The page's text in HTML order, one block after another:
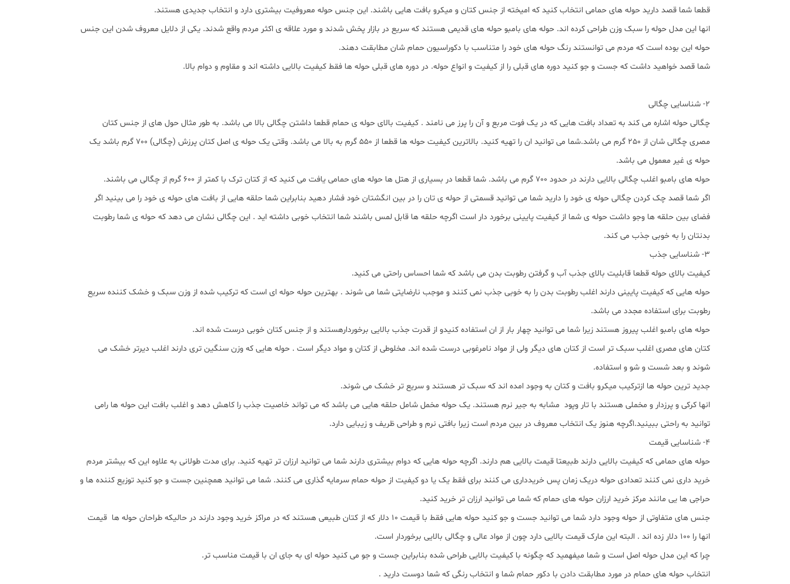
قطعا شما قصد دارید حوله های حمامی انتخاب کنید که امیخته از جنس کتان و میکرو بافت هایی باشند. این جنس حوله معروفیت بیشتری دارد و انتخاب جدیدی هستند.
انها این مدل حوله را سبک وزن طراحی کرده اند. حوله های بامبو حوله های قدیمی هستند که سریع در بازار پخش شدند و مورد علاقه ی اکثر مردم واقع شدند. یکی از دلایل معروف شدن این جنس
حوله این بوده است که مردم می توانستند رنگ حوله های خود را متناسب با دکوراسیون حمام شان مطابقت دهند.
شما قصد خواهید داشت که جست و جو کنید دوره های قبلی را از کیفیت و انواع حوله. در دوره های قبلی حوله ها فقط کیفیت بالایی داشته اند و مقاوم و دوام بالا.
2- شناسایی چگالی
چگالی حوله اشاره می کند به تعداد بافت هایی که در یک فوت مربع و آن را پرز می نامند . کیفیت بالای حوله ی حمام قطعا داشتن چگالی بالا می باشد. به طور مثال حول های از جنس کتان
مصری چگالی شان از 250 گرم می باشد.شما می توانید ان را تهیه کنید. بالاترین کیفیت حوله ها قطعا از 550 گرم به بالا می باشد. وقتی یک حوله ی اصل کتان پرزش (چگالی) 700 گرم باشد یک
حوله ی غیر معمول می باشد.
حوله های بامبو اغلب چگالی بالایی دارند در حدود 700 گرم می باشد. شما قطعا در بسیاری از هتل ها حوله های حمامی یافت می کنید که از کتان ترک با کمتر از 600 گرم از چگالی می باشند.
اگر شما قصد چک کردن چگالی حوله ی خود را دارید شما می توانید قسمتی از حوله ی تان را در بین انگشتان خود فشار دهید بنابراین شما حلقه هایی از بافت های حوله ی خود را می بینید اگر
فضای بین حلقه ها وجو داشت حوله ی شما از کیفیت پایینی برخورد دار است اگرچه حلقه ها قابل لمس باشند شما انتخاب خوبی داشته اید . این چگالی نشان می دهد که حوله ی شما رطوبت
بدنتان را به خوبی جذب می کند.
3- شناسایی جذب
کیفیت بالای حوله قطعا قابلیت بالای جذب آب و گرفتن رطوبت بدن می باشد که شما احساس راحتی می کنید.
حوله هایی که کیفیت پایینی دارند اغلب رطوبت بدن را به خوبی جذب نمی کنند و موجب نارضایتی شما می شوند . بهترین حوله حوله ای است که ترکیب شده از وزن سبک و خشک کننده سریع
رطوبت برای استفاده مجدد می باشد.
حوله های بامبو اغلب پیروز هستند زیرا شما می توانید چهار بار از ان استفاده کنیدو از قدرت جذب بالایی برخوردارهستند و از جنس کتان خوبی درست شده اند.
کتان های مصری اغلب سبک تر است از کتان های دیگر ولی از مواد نامرغوبی درست شده اند. مخلوطی از کتان و مواد دیگر است . حوله هایی که وزن سنگین تری دارند اغلب دیرتر خشک می
شوند و بعد شست و شو و استفاده.
جدید ترین حوله ها ازترکیب میکرو بافت و کتان به وجود امده اند که سبک تر هستند و سریع تر خشک می شوند.
انها کرکی و پرزدار و مخملی هستند با تار وپود مشابه به جیر نرم هستند. یک حوله مخمل شامل حلقه هایی می باشد که می تواند خاصیت جذب را کاهش دهد و اغلب بافت این حوله ها رامی
توانید به راحتی ببینید.اگرچه هنوز یک انتخاب معروف در بین مردم است زیرا بافتی نرم و طراحی ظریف و زیبایی دارد.
4- شناسایی قیمت
حوله های حمامی که کیفیت بالایی دارند طبیعتا قیمت بالایی هم دارند. اگرچه حوله هایی که دوام بیشتری دارند شما می توانید ارزان تر تهیه کنید. برای مدت طولانی به علاوه این که بیشتر مردم
خرید داری نمی کنند تعدادی حوله دریک زمان پس خریدداری می کنند برای فقط یک یا دو کیفیت از حوله حمام سرمایه گذاری می کنند. شما می توانید همچنین جست و جو کنید توزیع کننده ها و
حراجی ها یی مانند مرکز خرید ارزان حوله های حمام که شما می توانید ارزان تر خرید کنید.
جنس های متفاوتی از حوله وجود دارد شما می توانید جست و جو کنید حوله هایی فقط با قیمت 10 دلار که از کتان طبیعی هستند که در مراکز خرید وجود دارند در حالیکه طراحان حوله ها قیمت
انها را 100 دلار زده اند . البته این مارک قیمت بالایی دارد چون از مواد عالی و چگالی بالایی برخوردار است.
چرا که این مدل حوله اصل است و شما میفهمید که چگونه با کیفیت بالایی طراحی شده بنابراین جست و جو می کنید حوله ای به جای ان با قیمت مناسب تر.
انتخاب حوله های حمام در مورد مطابقت دادن با دکور حمام شما و انتخاب رنگی که شما دوست دارید .